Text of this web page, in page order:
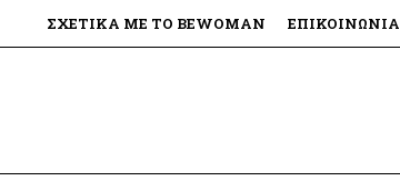
ΣΧΕΤΙΚΆ ΜΕ ΤΟ BEWOMAN ΕΠΙΚΟΙΝΩΝΊΑ